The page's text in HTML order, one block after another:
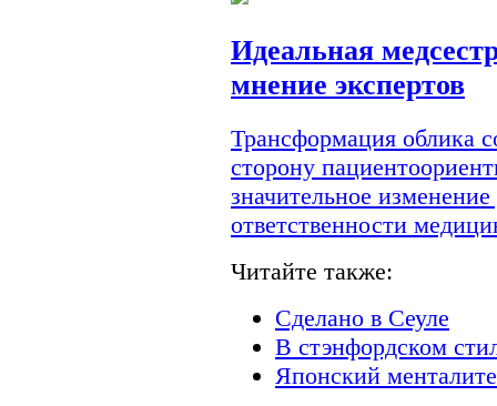
Идеальная
мнение экспертов
Трансформация облика
сторону
значительное
ответственности
Читайте также:
Сделано в Сеуле
В стэнфордском
Японский